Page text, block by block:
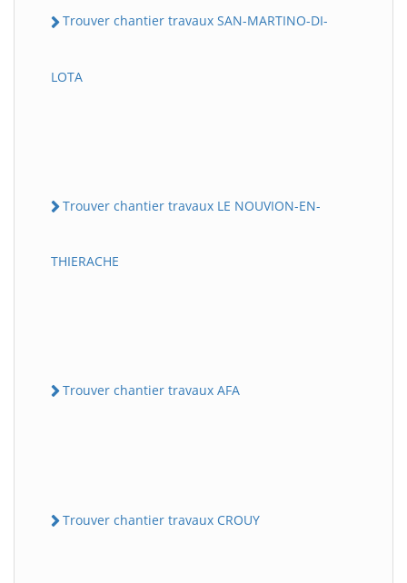
Trouver chantier travaux SAN-MARTINO-DI-
LOTA
Trouver chantier travaux LE NOUVION-EN-
THIERACHE
Trouver chantier travaux AFA
Trouver chantier travaux CROUY